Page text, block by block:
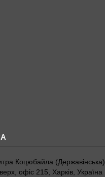
Коцюбайла (Державінська),
офіс 215, Харків, Україна